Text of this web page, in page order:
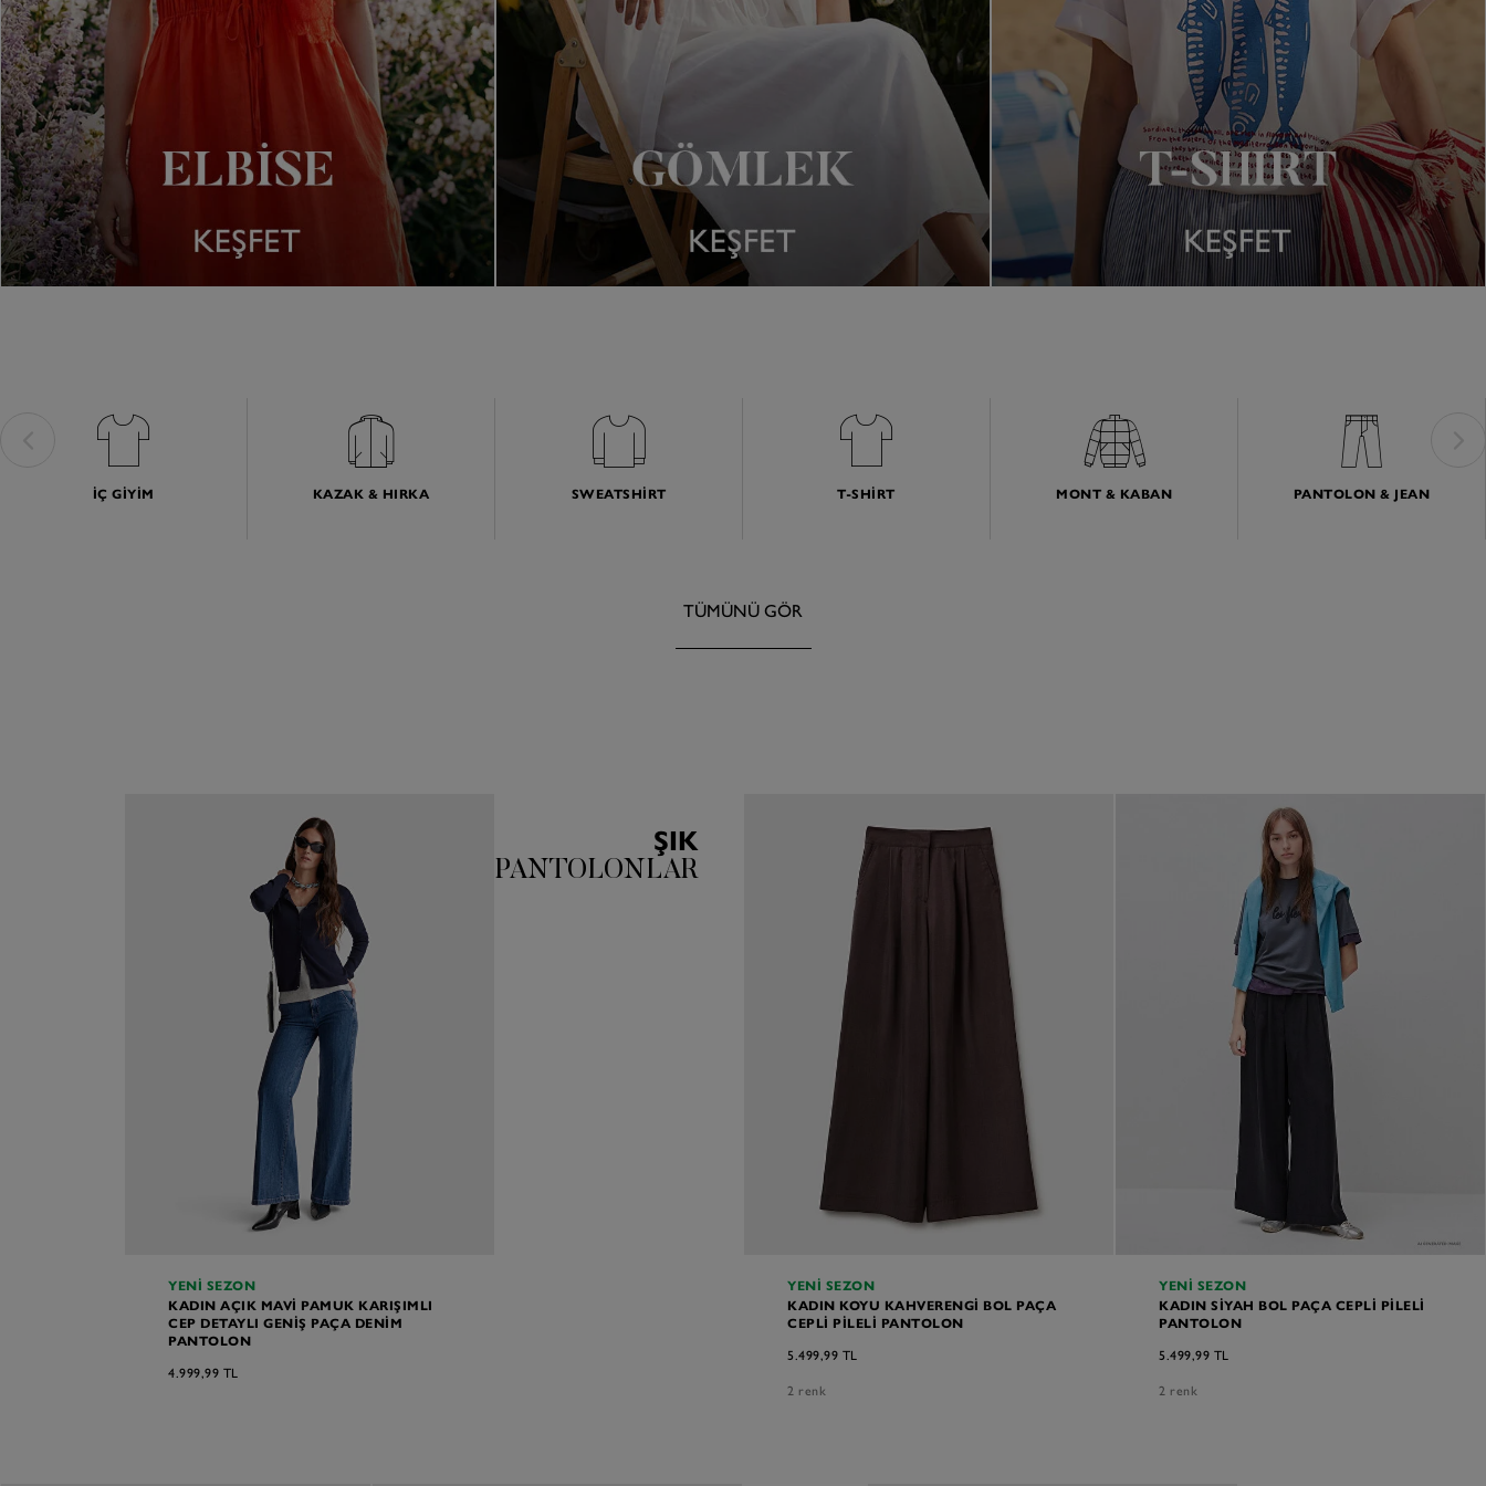
İÇ GIYIM KAZAK & HIRKA SWEATSHIRT T-SHIRT MONT & KABAN PANTOLON & JEAN
TÜMÜNÜ GÖR
ŞIK
PANTOLONLAR
YENI SEZON
KADIN AÇIK MAVI PAMUK KARIŞIMLI
CEP DETAYLI GENIŞ PAÇA DENIM
PANTOLON
4.999,99 TL
YENI SEZON
KADIN KOYU KAHVERENGI BOL PAÇA
CEPLI PILELI PANTOLON
5.499,99 TL
2 renk
YENI SEZON
KADIN SIYAH BOL PAÇA CEPLI PILELI
PANTOLON
5.499,99 TL
2 renk